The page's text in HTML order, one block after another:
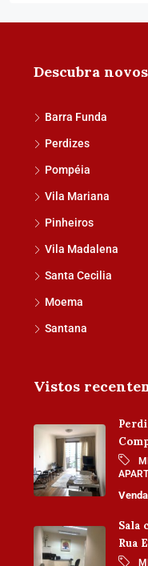
Descubra
Barra Funda
Perdizes
Pompéia
Vila Mariana
Pinheiros
Vila Madalena
Santa Cecilia
Moema
Santana
Vistos
Sala
Rua